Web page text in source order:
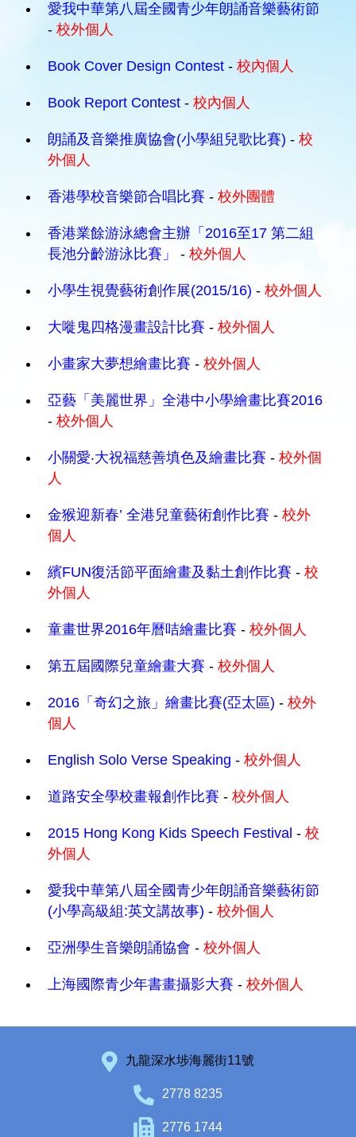
愛我中華第八屆全國青少年朗誦音樂藝術節
- 校外個人
Book Cover Design Contest - 校內個人
Book Report Contest - 校內個人
朗誦及音樂推廣協會(小學組兒歌比賽) - 校
外個人
香港學校音樂節合唱比賽 - 校外團體
香港業餘游泳總會主辦「2016至17 第二組
長池分齡游泳比賽」
- 校外個人
小學生視覺藝術創作展(2015/16) - 校外個人
大嘥鬼四格漫畫設計比賽 - 校外個人
小畫家大夢想繪畫比賽 - 校外個人
亞藝「美麗世界」全港中小學繪畫比賽2016
- 校外個人
小關愛‧大祝福慈善填色及繪畫比賽 - 校外個
人
金猴迎新春’ 全港兒童藝術創作比賽 - 校外
個人
繽FUN復活節平面繪畫及黏土創作比賽 - 校
外個人
童畫世界2016年曆咭繪畫比賽 - 校外個人
第五屆國際兒童繪畫大賽 - 校外個人
2016「奇幻之旅」繪畫比賽(亞太區) - 校外
個人
English Solo Verse Speaking - 校外個人
道路安全學校畫報創作比賽 - 校外個人
2015 Hong Kong Kids Speech Festival - 校
外個人
愛我中華第八屆全國青少年朗誦音樂藝術節
(小學高級組:英文講故事) - 校外個人
亞洲學生音樂朗誦協會 - 校外個人
上海國際青少年書畫攝影大賽 - 校外個人
九龍深水埗海麗街11號
2778 8235
2776 1744